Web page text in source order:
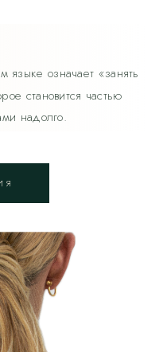
языке означает «занять
становится частью
надолго.